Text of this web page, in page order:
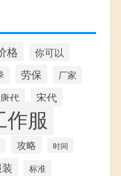
格 你可以
劳保 厂家
唐代
宋代
作服
攻略 时间
标准